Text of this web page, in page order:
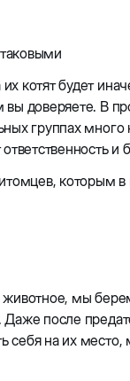
котят будет
доверяете. В
группах
и
которым в
мы
после
себя на их